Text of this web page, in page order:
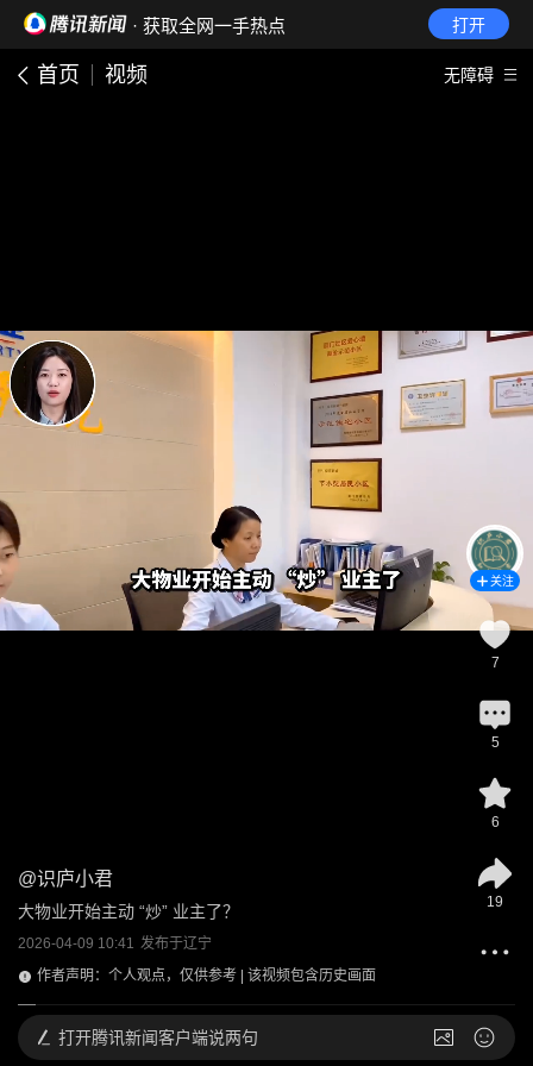
· 获取全网一手热点 打开
首页 视频 无障碍
@识庐小君
大物业开始主动 “炒” 业主了？
2026-04-09 10:41 发布于辽宁
作者声明：个人观点，仅供参考 | 该视频包含历史画面
关注
7
5
6
19
打开腾讯新闻客户端说两句